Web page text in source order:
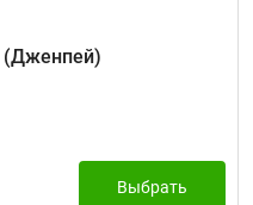
(Дженпей)
Выбрать